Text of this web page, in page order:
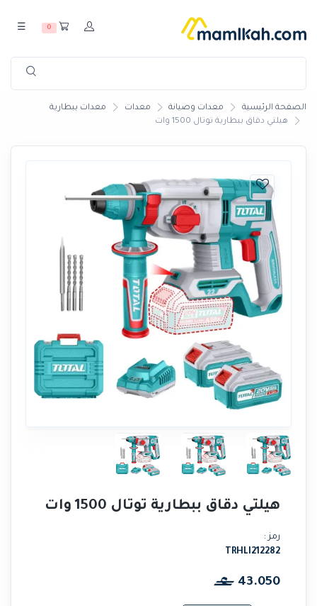
0
☰
الصفحة الرئيسية معدات وصيانة معدات
معدات ببطارية
هيلتي دقاق ببطارية توتال 1500 وات
هيلتي دقاق ببطارية توتال 1500 وات
رمز :
TRHLI212282
43.050